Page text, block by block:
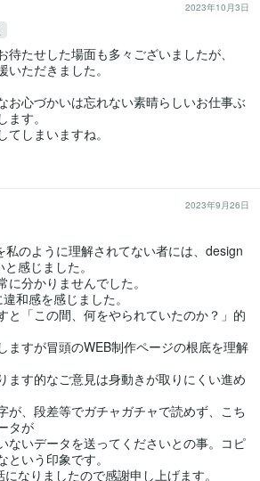
2023年10月3日
待たせした場面も多々ございましたが、
ただきました。
お心づかいは忘れない素晴らしいお仕事ぶ
す。
しまいますね。
2023年9月26日
私のように理解されてない者には、design
感じました。
分かりませんでした。
和感を感じました。
「この間、何をやられていたのか？」的
すが冒頭のWEB制作ページの根底を理解
ます的なご意見は身動きが取りにくい進め
、段差等でガチャガチャで読めず、こち
タが
ないデータを送ってくださいとの事。コピ
いう印象です。
なりましたので感謝申し上げます。